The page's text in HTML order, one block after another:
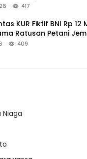
417
KUR Fiktif BNI Rp 12
Ratusan Petani
409